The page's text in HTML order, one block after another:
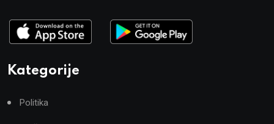
Kategorije
Politika